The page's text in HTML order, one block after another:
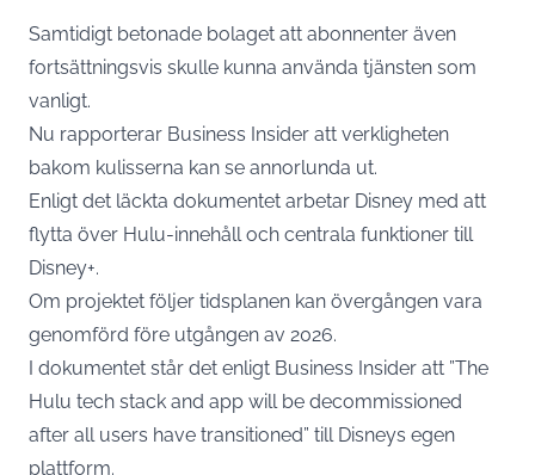
Samtidigt betonade bolaget att abonnenter även
fortsättningsvis skulle kunna använda tjänsten som
vanligt.
Nu rapporterar Business Insider att verkligheten
bakom kulisserna kan se annorlunda ut.
Enligt det läckta dokumentet arbetar Disney med att
flytta över Hulu-innehåll och centrala funktioner till
Disney+.
Om projektet följer tidsplanen kan övergången vara
genomförd före utgången av 2026.
I dokumentet står det enligt Business Insider att ”The
Hulu tech stack and app will be decommissioned
after all users have transitioned” till Disneys egen
plattform.